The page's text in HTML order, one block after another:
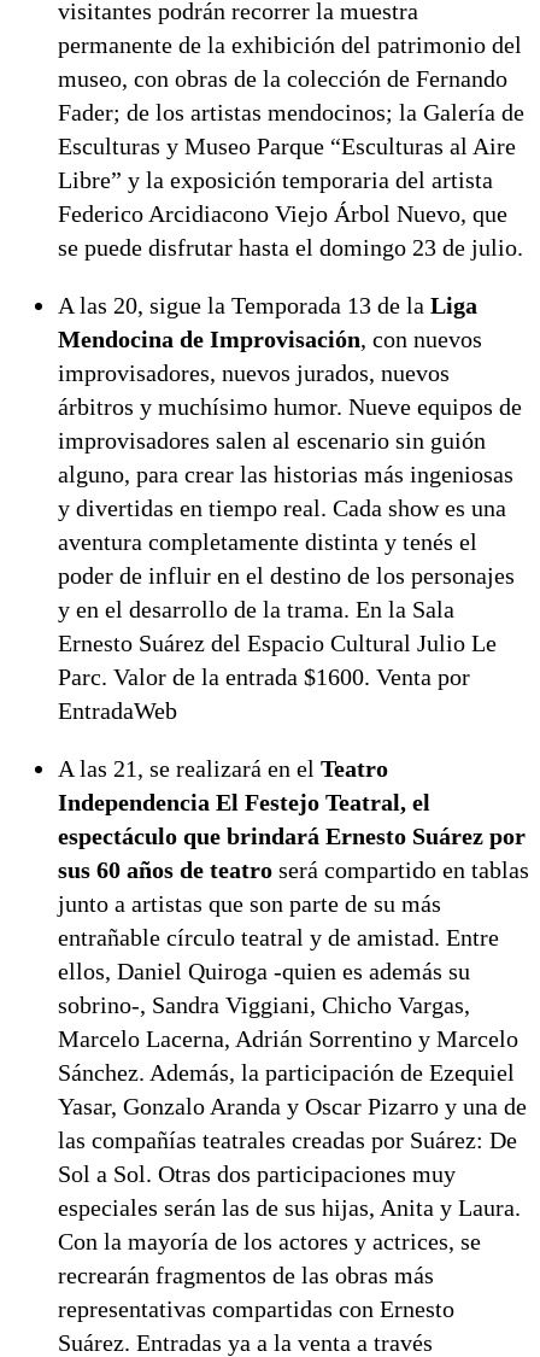
visitantes podrán recorrer la muestra
permanente de la exhibición del patrimonio del
museo, con obras de la colección de Fernando
Fader; de los artistas mendocinos; la Galería de
Esculturas y Museo Parque “Esculturas al Aire
Libre” y la exposición temporaria del artista
Federico Arcidiacono Viejo Árbol Nuevo, que
se puede disfrutar hasta el domingo 23 de julio.
A las 20, sigue la Temporada 13 de la Liga
Mendocina de Improvisación, con nuevos
improvisadores, nuevos jurados, nuevos
árbitros y muchísimo humor. Nueve equipos de
improvisadores salen al escenario sin guión
alguno, para crear las historias más ingeniosas
y divertidas en tiempo real. Cada show es una
aventura completamente distinta y tenés el
poder de influir en el destino de los personajes
y en el desarrollo de la trama. En la Sala
Ernesto Suárez del Espacio Cultural Julio Le
Parc. Valor de la entrada $1600. Venta por
EntradaWeb
A las 21, se realizará en el Teatro
Independencia El Festejo Teatral, el
espectáculo que brindará Ernesto Suárez por
sus 60 años de teatro será compartido en tablas
junto a artistas que son parte de su más
entrañable círculo teatral y de amistad. Entre
ellos, Daniel Quiroga -quien es además su
sobrino-, Sandra Viggiani, Chicho Vargas,
Marcelo Lacerna, Adrián Sorrentino y Marcelo
Sánchez. Además, la participación de Ezequiel
Yasar, Gonzalo Aranda y Oscar Pizarro y una de
las compañías teatrales creadas por Suárez: De
Sol a Sol. Otras dos participaciones muy
especiales serán las de sus hijas, Anita y Laura.
Con la mayoría de los actores y actrices, se
recrearán fragmentos de las obras más
representativas compartidas con Ernesto
Suárez. Entradas ya a la venta a través